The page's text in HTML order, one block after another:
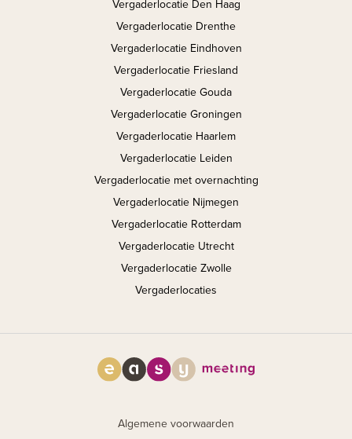
Vergaderlocatie Den Haag
Vergaderlocatie Drenthe
Vergaderlocatie Eindhoven
Vergaderlocatie Friesland
Vergaderlocatie Gouda
Vergaderlocatie Groningen
Vergaderlocatie Haarlem
Vergaderlocatie Leiden
Vergaderlocatie met overnachting
Vergaderlocatie Nijmegen
Vergaderlocatie Rotterdam
Vergaderlocatie Utrecht
Vergaderlocatie Zwolle
Vergaderlocaties
Algemene voorwaarden